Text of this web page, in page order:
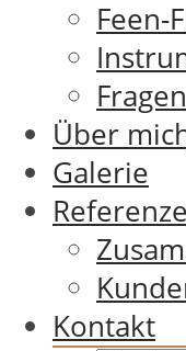
Feen-
Über
Galerie
Kontakt